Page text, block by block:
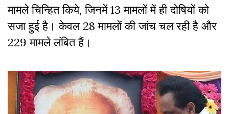
मामले चिन्हित किये, जिनमें 13 मामलों में ही दोषियों को
सजा हुई है। केवल 28 मामलों की जांच चल रही है और
229 मामले लंबित हैं।